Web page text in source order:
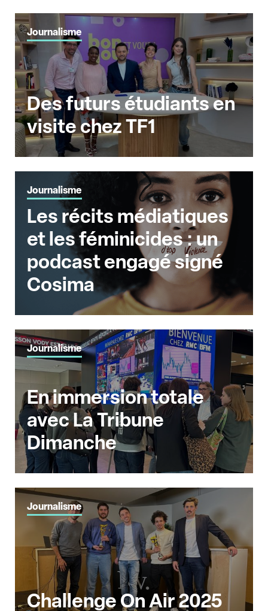
Journalisme
Des futurs étudiants en
visite chez TF1
Journalisme
Les récits médiatiques
et les féminicides : un
podcast engagé signé
Cosima
Journalisme
En immersion totale
avec La Tribune
Dimanche
Journalisme
Challenge On Air 2025